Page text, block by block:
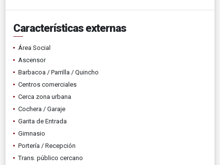
Características externas
Área Social
Ascensor
Barbacoa / Parrilla / Quincho
Centros comerciales
Cerca zona urbana
Cochera / Garaje
Garita de Entrada
Gimnasio
Portería / Recepción
Trans. público cercano